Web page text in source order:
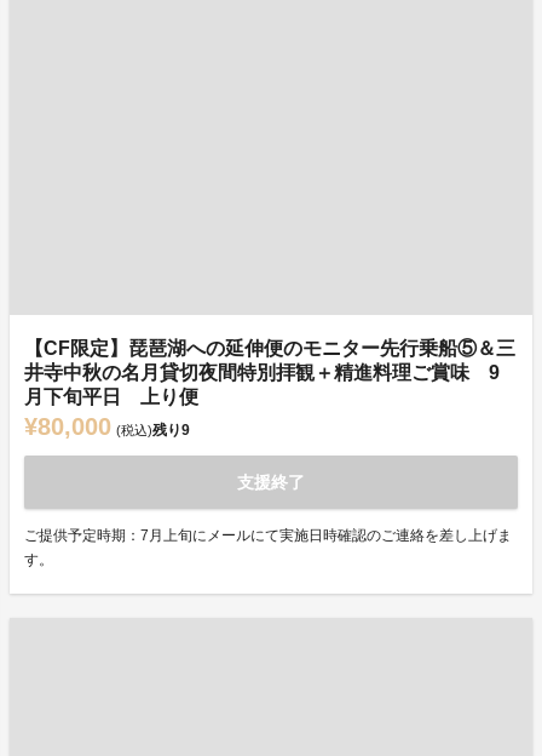
【CF限定】琵琶湖への延伸便のモニター先行乗船⑤＆三
井寺中秋の名月貸切夜間特別拝観＋精進料理ご賞味 9
月下旬平日 上り便
¥80,000 (税込)残り9
支援終了
ご提供予定時期：7月上旬にメールにて実施日時確認のご連絡を差し上げま
す。